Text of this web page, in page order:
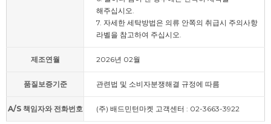
해주십시오.
7. 자세한 세탁방법은 의류 안쪽의 취급시 주의사항
라벨을 참고하여 주십시오.
제조연월 2026년 02월
품질보증기준 관련법 및 소비자분쟁해결 규정에 따름
A/S 책임자와 전화번호 (주) 배드민턴마켓 고객센터 : 02-3663-3922